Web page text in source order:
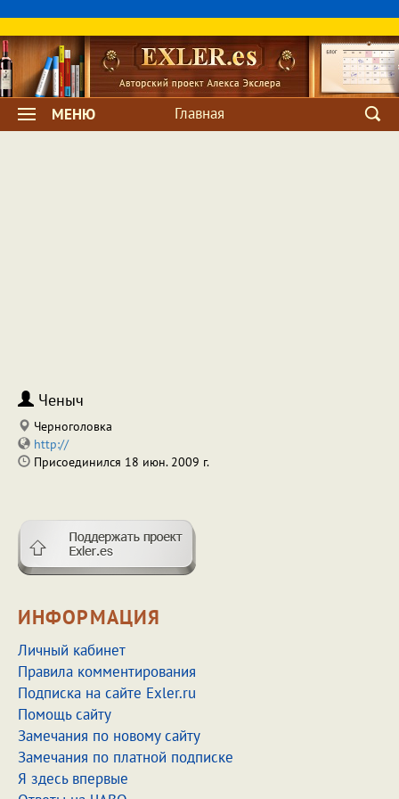
МЕНЮ Главная
Ченыч
Черноголовка
http://
Присоединился 18 июн. 2009 г.
ИНФОРМАЦИЯ
Личный кабинет
Правила комментирования
Подписка на сайте Exler.ru
Помощь сайту
Замечания по новому сайту
Замечания по платной подписке
Я здесь впервые